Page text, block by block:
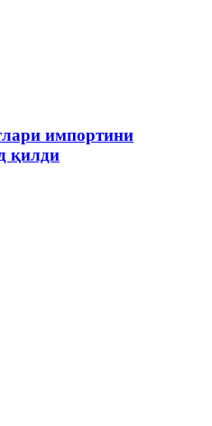
импортини
қилди